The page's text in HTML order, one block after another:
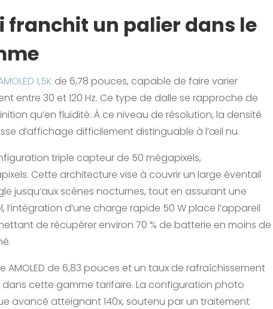
franchit un palier dans le
1,5K de 6,78 pouces, capable de faire varier
entre 30 et 120 Hz. Ce type de dalle se rapproche de
qu’en fluidité. À ce niveau de résolution, la densité
d’affichage difficilement distinguable à l’œil nu.
triple capteur de 50 mégapixels,
Cette architecture vise à couvrir un large éventail
jusqu’aux scènes nocturnes, tout en assurant une
d’une charge rapide 50 W place l’appareil
de récupérer environ 70 % de batterie en moins de
AMOLED de 6,83 pouces et un taux de rafraîchissement
cette gamme tarifaire. La configuration photo
avancé atteignant 140x, soutenu par un traitement